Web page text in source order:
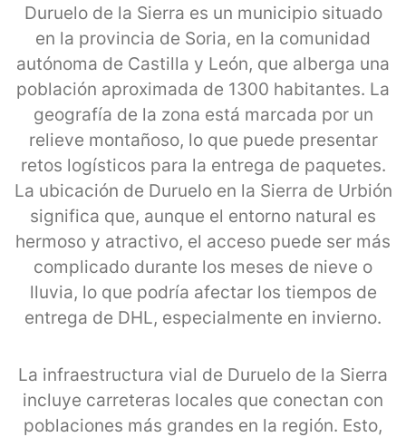
Duruelo de la Sierra es un municipio situado
en la provincia de Soria, en la comunidad
autónoma de Castilla y León, que alberga una
población aproximada de 1300 habitantes. La
geografía de la zona está marcada por un
relieve montañoso, lo que puede presentar
retos logísticos para la entrega de paquetes.
La ubicación de Duruelo en la Sierra de Urbión
significa que, aunque el entorno natural es
hermoso y atractivo, el acceso puede ser más
complicado durante los meses de nieve o
lluvia, lo que podría afectar los tiempos de
entrega de DHL, especialmente en invierno.
La infraestructura vial de Duruelo de la Sierra
incluye carreteras locales que conectan con
poblaciones más grandes en la región. Esto,